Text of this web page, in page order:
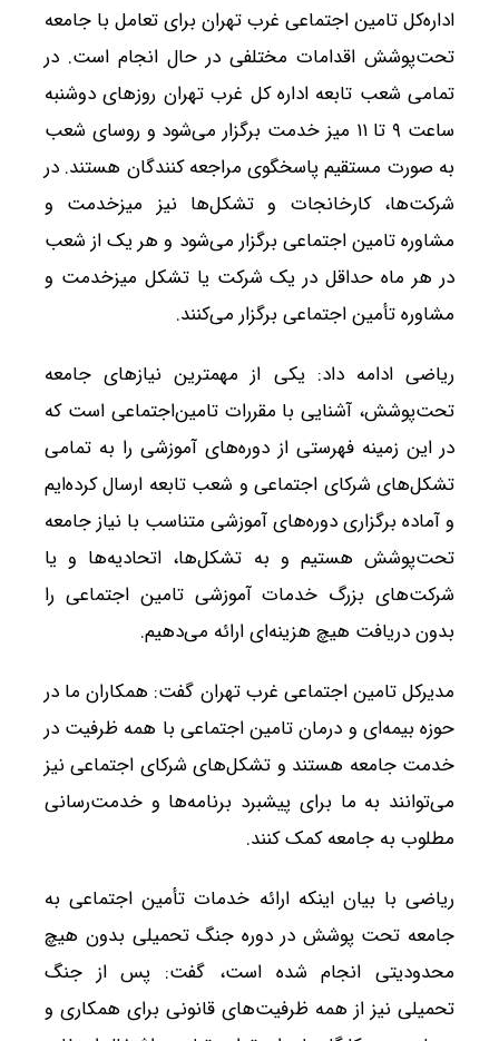
اداره‌کل تامین اجتماعی غرب تهران برای تعامل با جامعه
تحت‌پوشش اقدامات مختلفی در حال انجام است. در
تمامی شعب تابعه اداره کل غرب تهران روزهای دوشنبه
ساعت ۹ تا ۱۱ میز خدمت برگزار می‌شود و روسای شعب
به صورت مستقیم پاسخگوی مراجعه کنندگان هستند. در
شرکت‌ها، کارخانجات و تشکل‌ها نیز میزخدمت و
مشاوره تامین اجتماعی برگزار می‌شود و هر یک از شعب
در هر ماه حداقل در یک شرکت یا تشکل میزخدمت و
مشاوره تأمین اجتماعی برگزار می‌کنند.
ریاضی ادامه داد: یکی از مهمترین نیازهای جامعه
تحت‌پوشش، آشنایی با مقررات تامین‌اجتماعی است که
در این زمینه فهرستی از دوره‌های آموزشی را به تمامی
تشکل‌های شرکای اجتماعی و شعب تابعه ارسال کرده‌ایم
و آماده برگزاری دوره‌های آموزشی متناسب با نیاز جامعه
تحت‌پوشش هستیم و به تشکل‌ها، اتحادیه‌ها و یا
شرکت‌های بزرگ خدمات آموزشی تامین اجتماعی را
بدون دریافت هیچ هزینه‌ای ارائه می‌دهیم.
مدیرکل تامین اجتماعی غرب تهران گفت: همکاران ما در
حوزه بیمه‌ای و درمان تامین اجتماعی با همه ظرفیت در
خدمت جامعه هستند و تشکل‌های شرکای اجتماعی نیز
می‌توانند به ما برای پیشبرد برنامه‌ها و خدمت‌رسانی
مطلوب به جامعه کمک کنند.
ریاضی با بیان اینکه ارائه خدمات تأمین اجتماعی به
جامعه تحت پوشش در دوره جنگ تحمیلی بدون هیچ
محدودیتی انجام شده است، گفت: پس از جنگ
تحمیلی نیز از همه ظرفیت‌های قانونی برای همکاری و